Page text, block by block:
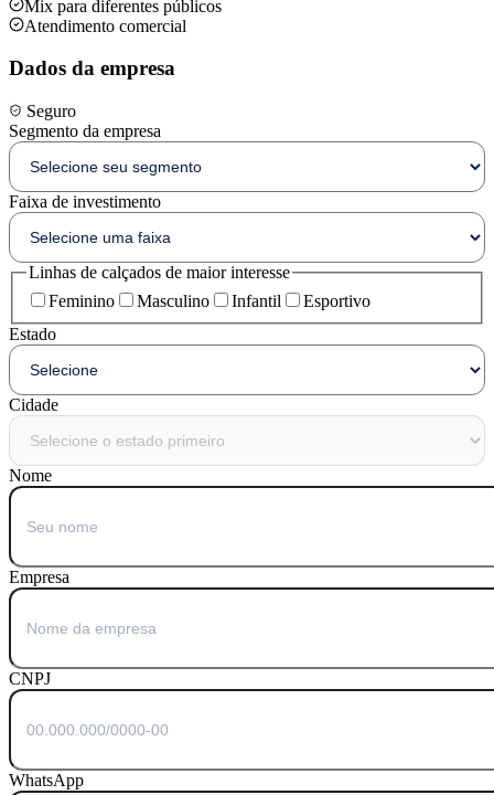
Mix para diferentes públicos
Atendimento comercial
Dados da empresa
Seguro
Segmento da empresa
Faixa de investimento
Linhas de calçados de maior interesse
Feminino
Masculino Infantil
Esportivo
Estado
Cidade
Nome
Empresa
CNPJ
WhatsApp